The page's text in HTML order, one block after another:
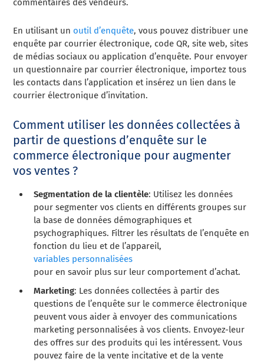
En utilisant un outil d’enquête, vous pouvez distribuer une
enquête par courrier électronique, code QR, site web, sites
de médias sociaux ou application d’enquête. Pour envoyer
un questionnaire par courrier électronique, importez tous
les contacts dans l’application et insérez un lien dans le
courrier électronique d’invitation.
Comment utiliser les données collectées à
partir de questions d’enquête sur le
commerce électronique pour augmenter
vos ventes ?
Segmentation de la clientèle: Utilisez les données
pour segmenter vos clients en différents groupes sur
la base de données démographiques et
psychographiques. Filtrer les résultats de l’enquête en
fonction du lieu et de l’appareil,
variables personnalisées
pour en savoir plus sur leur comportement d’achat.
Marketing: Les données collectées à partir des
questions de l’enquête sur le commerce électronique
peuvent vous aider à envoyer des communications
marketing personnalisées à vos clients. Envoyez-leur
des offres sur des produits qui les intéressent. Vous
pouvez faire de la vente incitative et de la vente